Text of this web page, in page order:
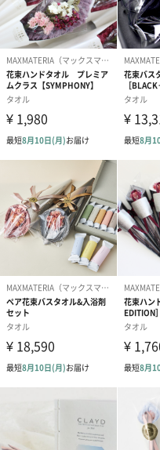
ルクよりもシルクらしい」
メイド・イン・ジャパン
で一つ一つ丁寧に作り上げて
原材料、製織、染色、縫製に
で、より安全で快適な製品に
国内繊維製造業の技術の結
ょうか。
商品詳細情報
花について
花色は淡いピ
※天然の花を
サイズに個体
花弁が多少
題ございませ
商品の左上
タオル色につ
プラチナリ
ています。
でぐっと深み
た霜降り調の